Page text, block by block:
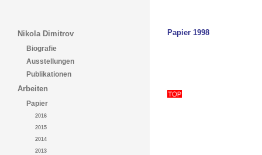
Nikola Dimitrov
Biografie
Ausstellungen
Publikationen
Arbeiten
Papier
2016
2015
2014
2013
Papier 1998